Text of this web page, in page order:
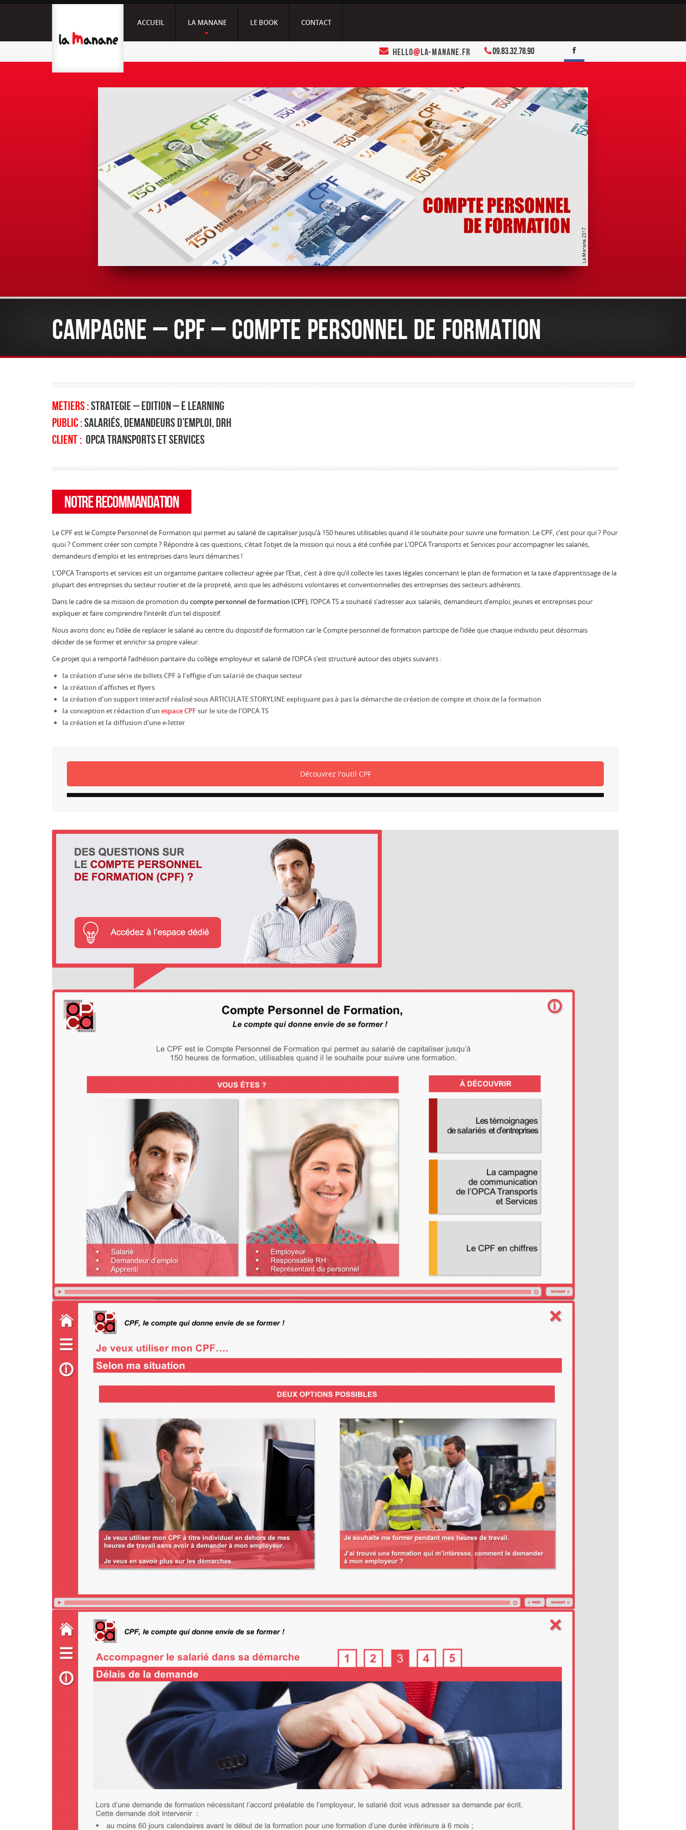
ACCUEIL LA MANANE LE BOOK CONTACT
09.83.32.78.90
CAMPAGNE – CPF – COMPTE PERSONNEL DE FORMATION
METIERS :STRATEGIE – EDITION – E LEARNING
PUBLIC :Salariés, Demandeurs d’emploi, DRH
CLIENT : OPCA Transports et Services
Notre Recommandation
Le CPF est le Compte Personnel de Formation qui permet au salarié de capitaliser jusqu’à 150 heures utilisables quand il le souhaite pour suivre une formation. Le CPF, c’est pour qui ? Pour
quoi ? Comment créer son compte ? Répondre à ces questions, c’était l’objet de la mission qui nous a été confiée par L’OPCA Transports et Services pour accompagner les salariés,
demandeurs d’emploi et les entreprises dans leurs démarches !
L’OPCA Transports et services est un organisme paritaire collecteur agrée par l’Etat, c’est à dire qu’il collecte les taxes légales concernant le plan de formation et la taxe d’apprentissage de la
plupart des entreprises du secteur routier et de la propreté, ainsi que les adhésions volontaires et conventionnelles des entreprises des secteurs adhérents.
Dans le cadre de sa mission de promotion du compte personnel de formation (CPF), l’OPCA TS a souhaité s’adresser aux salariés, demandeurs d’emploi, jeunes et entreprises pour
expliquer et faire comprendre l’intérêt d’un tel dispositif.
Nous avons donc eu l’idée de replacer le salarié au centre du dispositif de formation car le Compte personnel de formation participe de l’idée que chaque individu peut désormais
décider de se former et enrichir sa propre valeur.
Ce projet qui a remporté l’adhésion paritaire du collège employeur et salarié de l’OPCA s’est structuré autour des objets suivants :
la création d’une série de billets CPF à l’effigie d’un salarié de chaque secteur
la création d’affiches et flyers
la création d’un support interactif réalisé sous ARTICULATE STORYLINE expliquant pas à pas la démarche de création de compte et choix de la formation
la conception et rédaction d’unespace CPFsur le site de l’OPCA TS
la création et la diffusion d’une e-letter
Découvrez l'outil CPF